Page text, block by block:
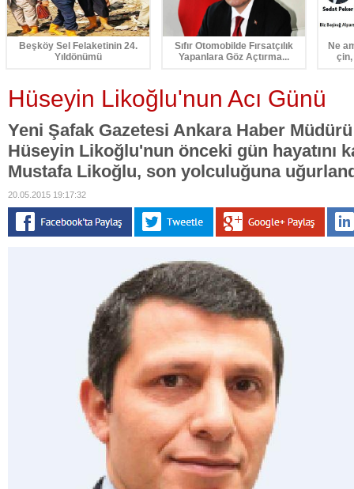
Beşköy Sel Felaketinin 24.
Yıldönümü
Sıfır Otomobilde Fırsatçılık
Yapanlara Göz Açtırma...
Ne
Hüseyin Likoğlu'nun Acı Günü
Yeni Şafak Gazetesi Ankara Haber
Hüseyin Likoğlu'nun önceki gün hayatını
Mustafa Likoğlu, son yolculuğuna
20.05.2015 19:17:32